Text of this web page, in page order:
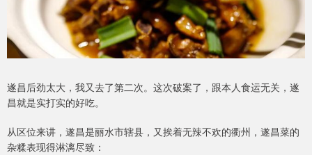
遂昌后劲太大，我又去了第二次。这次破案了，跟本人食运无关，遂
昌就是实打实的好吃。
从区位来讲，遂昌是丽水市辖县，又挨着无辣不欢的衢州，遂昌菜的
杂糅表现得淋漓尽致：